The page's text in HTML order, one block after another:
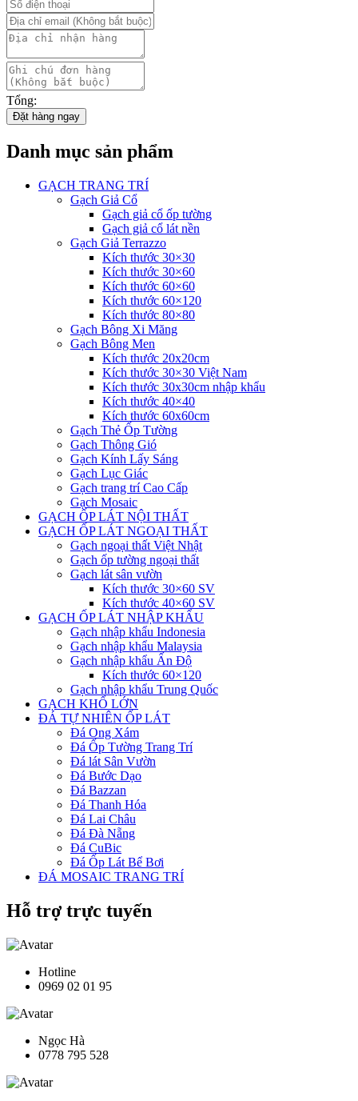
Tổng:
Đặt hàng ngay
Danh mục sản phẩm
GẠCH TRANG TRÍ
Gạch Giả Cổ
Gạch giả cổ ốp tường
Gạch giả cổ lát nền
Gạch Giả Terrazzo
Kích thước 30×30
Kích thước 30×60
Kích thước 60×60
Kích thước 60×120
Kích thước 80×80
Gạch Bông Xi Măng
Gạch Bông Men
Kích thước 20x20cm
Kích thước 30×30 Việt Nam
Kích thước 30x30cm nhập khẩu
Kích thước 40×40
Kích thước 60x60cm
Gạch Thẻ Ốp Tường
Gạch Thông Gió
Gạch Kính Lấy Sáng
Gạch Lục Giác
Gạch trang trí Cao Cấp
Gạch Mosaic
GẠCH ỐP LÁT NỘI THẤT
GẠCH ỐP LÁT NGOẠI THẤT
Gạch ngoại thất Việt Nhật
Gạch ốp tường ngoại thất
Gạch lát sân vườn
Kích thước 30×60 SV
Kích thước 40×60 SV
GẠCH ỐP LÁT NHẬP KHẨU
Gạch nhập khẩu Indonesia
Gạch nhập khẩu Malaysia
Gạch nhập khẩu Ấn Độ
Kích thước 60×120
Gạch nhập khẩu Trung Quốc
GẠCH KHỔ LỚN
ĐÁ TỰ NHIÊN ỐP LÁT
Đá Ong Xám
Đá Ốp Tường Trang Trí
Đá lát Sân Vườn
Đá Bước Dạo
Đá Bazzan
Đá Thanh Hóa
Đá Lai Châu
Đá Đà Nẵng
Đá CuBic
Đá Ốp Lát Bể Bơi
ĐÁ MOSAIC TRANG TRÍ
Hỗ trợ trực tuyến
Hotline
0969 02 01 95
Ngọc Hà
0778 795 528